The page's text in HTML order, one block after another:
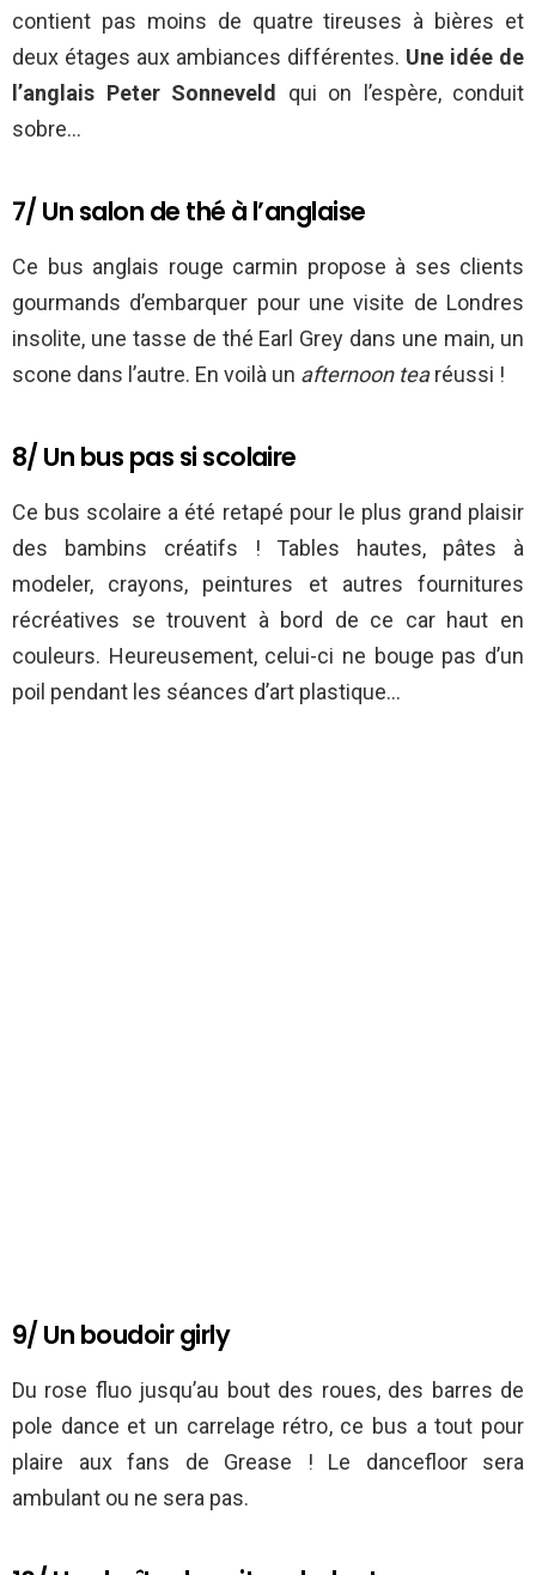
contient pas moins de quatre tireuses à bières et
deux étages aux ambiances différentes. Une idée de
l’anglais Peter Sonneveld
qui on l’espère, conduit
sobre…
7/ Un salon de thé à l’anglaise
Ce bus anglais rouge carmin propose à ses clients
gourmands d’embarquer pour une visite de Londres
insolite, une tasse de thé Earl Grey dans une main, un
scone dans l’autre. En voilà un afternoon tearéussi !
8/ Un bus pas si scolaire
Ce bus scolaire a été retapé pour le plus grand plaisir
des bambins créatifs ! Tables hautes, pâtes à
modeler, crayons, peintures et autres fournitures
récréatives se trouvent à bord de ce car haut en
couleurs. Heureusement, celui-ci ne bouge pas d’un
poil pendant les séances d’art plastique…
9/ Un boudoir girly
Du rose fluo jusqu’au bout des roues, des barres de
pole dance et un carrelage rétro, ce bus a tout pour
plaire aux fans de Grease ! Le dancefloor sera
ambulant ou ne sera pas.